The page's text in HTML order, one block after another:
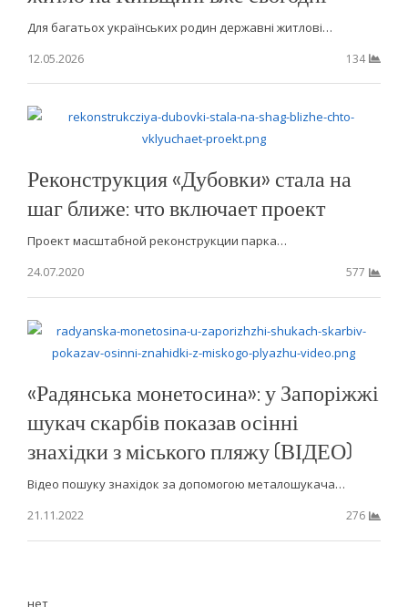
Для багатьох українських родин державні житлові…
12.05.2026
134
Реконструкция «Дубовки» стала на
шаг ближе: что включает проект
Проект масштабной реконструкции парка…
24.07.2020
577
«Радянська монетосина»: у Запоріжжі
шукач скарбів показав осінні
знахідки з міського пляжу (ВІДЕО)
Відео пошуку знахідок за допомогою металошукача…
21.11.2022
276
нет